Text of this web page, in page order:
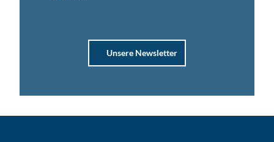
Unsere Newsletter